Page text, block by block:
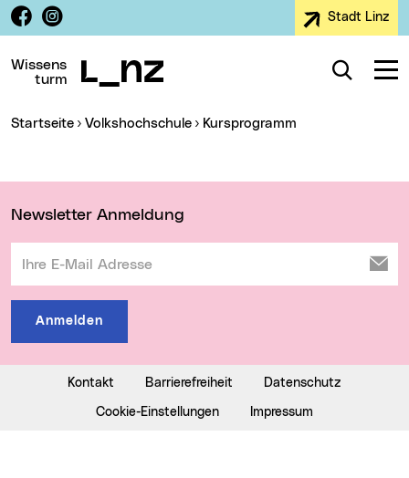
Zur Navigation
Zum Inhalt
Zur Suche
Facebook
Instagram Stadt Linz
Wissens
turm
Suche
Sie sind hier:
Startseite Volkshochschule Kursprogramm
Newsletter Anmeldung
Anmelden
Kontakt Barrierefreiheit Datenschutz
Cookie-Einstellungen Impressum